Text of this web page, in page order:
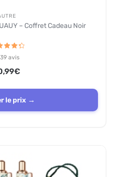
– Coffret Cadeau Noir
avis
€
le prix →